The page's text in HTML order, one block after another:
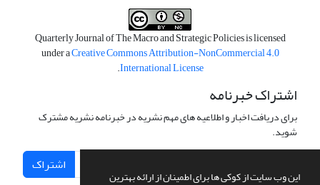
این وب سایت از کوکی ها برای اطمینان از ارائه بهترین
Quarterly Journal of The Macro and Strategic Policies is licensed
under aCreative Commons Attribution-NonCommercial 4.0
International License
.
اشتراک خبرنامه
برای دریافت اخبار و اطلاعیه های مهم نشریه در خبرنامه نشریه مشترک
شوید.
اشتراک